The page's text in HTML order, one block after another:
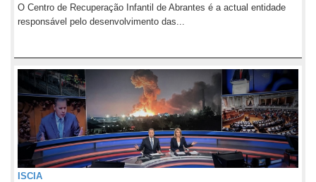
O Centro de Recuperação Infantil de Abrantes é a actual entidade
responsável pelo desenvolvimento das...
ISCIA